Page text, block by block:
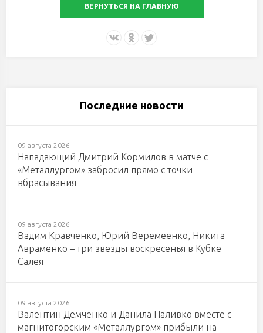
ВЕРНУТЬСЯ НА ГЛАВНУЮ
Последние новости
09 августа 2026
Нападающий Дмитрий Кормилов в матче с
«Металлургом» забросил прямо с точки
вбрасывания
09 августа 2026
Вадим Кравченко, Юрий Веремеенко, Никита
Авраменко – три звезды воскресенья в Кубке
Салея
09 августа 2026
Валентин Демченко и Данила Паливко вместе с
магнитогорским «Металлургом» прибыли на